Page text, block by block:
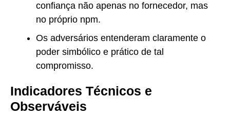
confiança não apenas no fornecedor, mas
no próprio npm.
Os adversários entenderam claramente o
poder simbólico e prático de tal
compromisso.
Indicadores Técnicos e
Observáveis